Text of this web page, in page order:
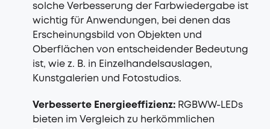
solche Verbesserung der Farbwiedergabe ist
wichtig für Anwendungen, bei denen das
Erscheinungsbild von Objekten und
Oberflächen von entscheidender Bedeutung
ist, wie z. B. in Einzelhandelsauslagen,
Kunstgalerien und Fotostudios.
Verbesserte Energieeffizienz: RGBWW-LEDs
bieten im Vergleich zu herkömmlichen